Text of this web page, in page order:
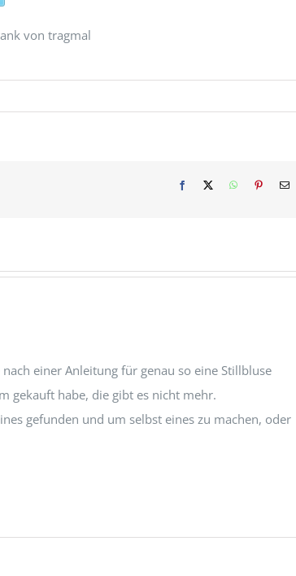
von tragmal
Facebook
X WhatsAppPinterestE-
einer Anleitung für genau so eine Stillbluse
gekauft habe, die gibt es nicht mehr.
gefunden und um selbst eines zu machen, oder